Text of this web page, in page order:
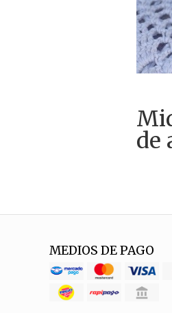
de
MEDIOS DE PAGO